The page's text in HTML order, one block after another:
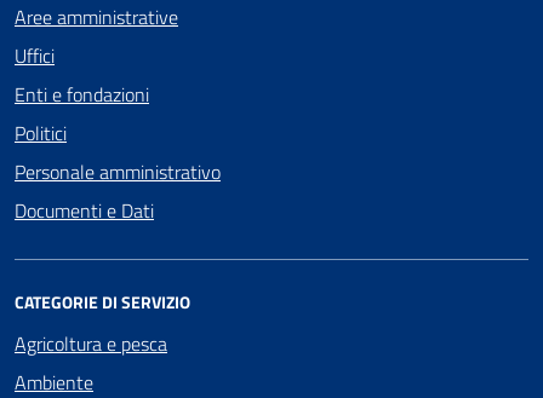
Aree amministrative
Uffici
Enti e fondazioni
Politici
Personale amministrativo
Documenti e Dati
CATEGORIE DI SERVIZIO
Agricoltura e pesca
Ambiente